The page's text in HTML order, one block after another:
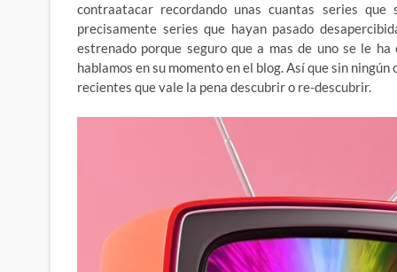
contraatacar recordando unas cuantas series
precisamente series que hayan pasado
estrenado porque seguro que a mas de uno se le
hablamos en su momento en el blog. Así que sin
recientes que vale la pena descubrir o re-descubrir.